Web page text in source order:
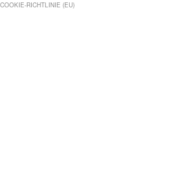
COOKIE-RICHTLINIE (EU)